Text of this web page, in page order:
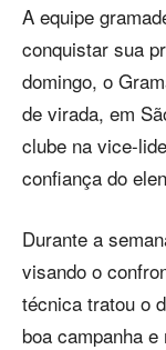
A equipe
conquistar sua
domingo, o
de virada, em
clube na vice-
confiança do
Durante a
visando o
técnica tratou o
boa campanha